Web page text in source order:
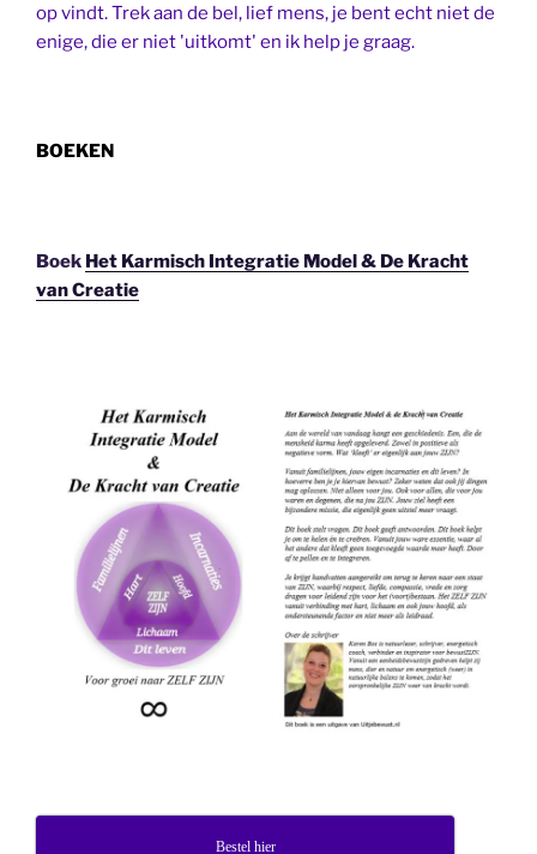
op vindt. Trek aan de bel, lief mens, je bent echt niet de
enige, die er niet 'uitkomt' en ik help je graag.
BOEKEN
Boek Het Karmisch Integratie Model & De Kracht
van Creatie
Bestel hier